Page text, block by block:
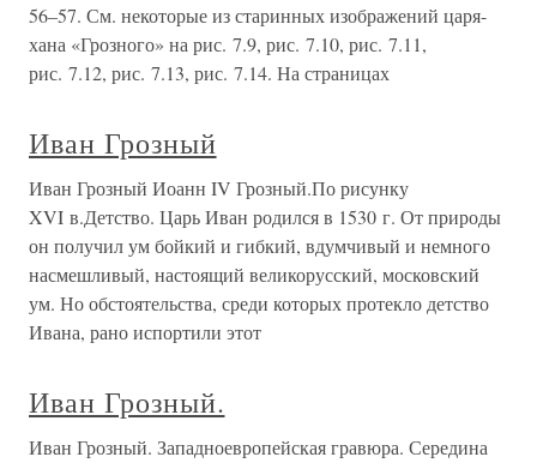
56–57. См. некоторые из старинных изображений царя-
хана «Грозного» на рис. 7.9, рис. 7.10, рис. 7.11,
рис. 7.12, рис. 7.13, рис. 7.14. На страницах
Иван Грозный
Иван Грозный Иоанн IV Грозный.По рисунку
XVI в.Детство. Царь Иван родился в 1530 г. От природы
он получил ум бойкий и гибкий, вдумчивый и немного
насмешливый, настоящий великорусский, московский
ум. Но обстоятельства, среди которых протекло детство
Ивана, рано испортили этот
Иван Грозный.
Иван Грозный. Западноевропейская гравюра. Середина